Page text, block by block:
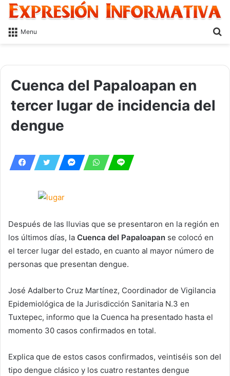
Menu
Cuenca del Papaloapan en
tercer lugar de incidencia del
dengue
Después de las lluvias que se presentaron en la región en
los últimos días, la Cuenca del Papaloapan se colocó en
el tercer lugar del estado, en cuanto al mayor número de
personas que presentan dengue.
José Adalberto Cruz Martínez, Coordinador de Vigilancia
Epidemiológica de la Jurisdicción Sanitaria N.3 en
Tuxtepec, informo que la Cuenca ha presentado hasta el
momento 30 casos confirmados en total.
Explica que de estos casos confirmados, veintiséis son del
tipo dengue clásico y los cuatro restantes dengue